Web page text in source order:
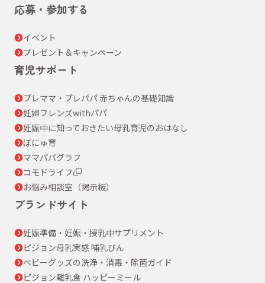
応募・参加する
イベント
プレゼント＆キャンペーン
育児サポート
プレママ・プレパパ 赤ちゃんの基礎知識
妊婦フレンズwithパパ
妊娠中に知っておきたい母乳育児のおはなし
ぼにゅ育
ママパパグラフ
コモドライフ
お悩み相談室（掲示板）
ブランドサイト
妊娠準備・妊娠・授乳中サプリメント
ピジョン母乳実感 哺乳びん
ベビーグッズの洗浄・消毒・除菌ガイド
ピジョン離乳食 ハッピーミール